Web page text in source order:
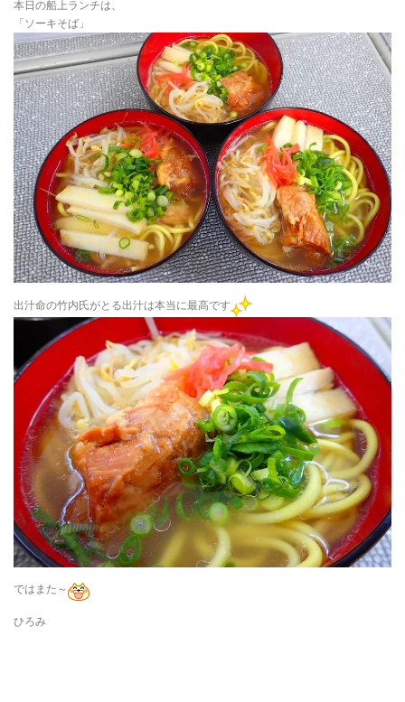
本日の船上ランチは、
「ソーキそば」
出汁命の竹内氏がとる出汁は本当に最高です
ではまた～
ひろみ